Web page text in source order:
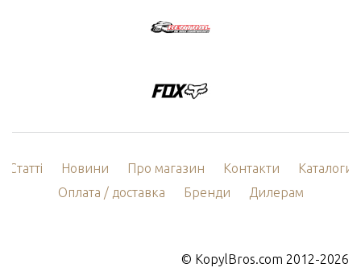
Статті Новини Про магазин Контакти
Каталоги
Оплата / доставка
Бренди Дилерам
© KopylBros.com 2012-2026